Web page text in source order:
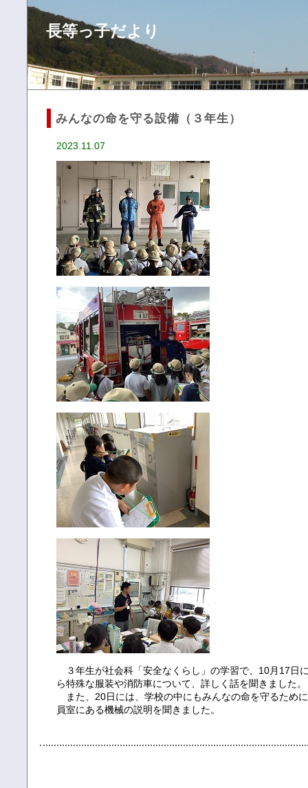
長等っ子だより
みんなの命を守る設備（３年生）
2023.11.07
３年生が社会科「安全なくらし」の学習で、10月17日
ら特殊な服装や消防車について、詳しく話を聞きました。
また、20日には、学校の中にもみんなの命を守るため
員室にある機械の説明を聞きました。